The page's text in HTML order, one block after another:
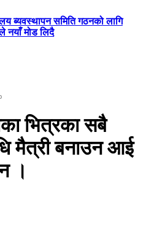
ब्यवस्थापन समिति गठनको लागि
नयाँ मोड लिदै
भित्रका सबै
मैत्री बनाउन आई
।